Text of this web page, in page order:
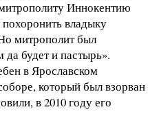
Иннокентию
владыку
митрополит был
будет и пастырь».
в Ярославском
который был взорван
в 2010 году его